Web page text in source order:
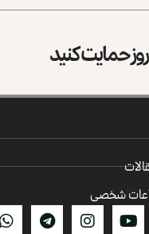
حمایت کنید
شخصی